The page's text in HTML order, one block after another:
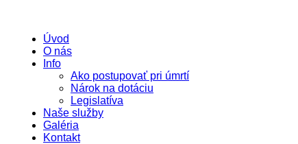
Úvod
O nás
Info
Ako postupovať pri úmrtí
Nárok na dotáciu
Legislatíva
Naše služby
Galéria
Kontakt